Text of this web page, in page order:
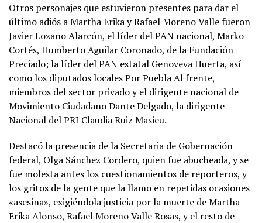
Otros personajes que estuvieron presentes para dar el
último adiós a Martha Erika y Rafael Moreno Valle fueron
Javier Lozano Alarcón, el líder del PAN nacional, Marko
Cortés, Humberto Aguilar Coronado, de la Fundación
Preciado; la líder del PAN estatal Genoveva Huerta, así
como los diputados locales Por Puebla Al frente,
miembros del sector privado y el dirigente nacional de
Movimiento Ciudadano Dante Delgado, la dirigente
Nacional del PRI Claudia Ruiz Masieu.
Destacó la presencia de la Secretaria de Gobernación
federal, Olga Sánchez Cordero, quien fue abucheada, y se
fue molesta antes los cuestionamientos de reporteros, y
los gritos de la gente que la llamo en repetidas ocasiones
«asesina», exigiéndola justicia por la muerte de Martha
Erika Alonso, Rafael Moreno Valle Rosas, y el resto de